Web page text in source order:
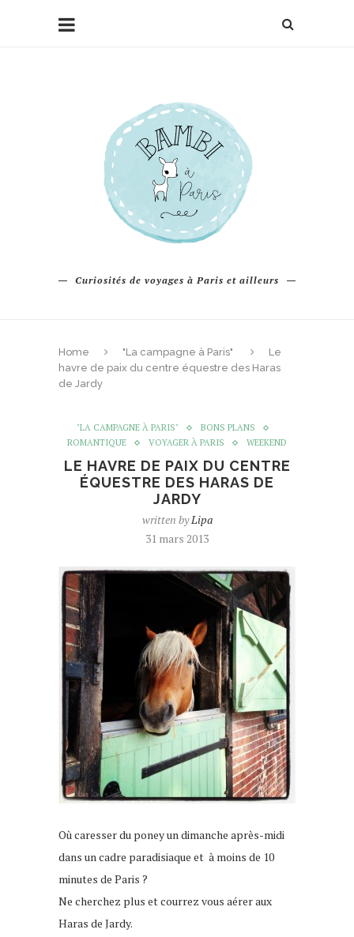
Curiosités de voyages à Paris et ailleurs
Home "La campagne à Paris"
Le
havre de paix du centre équestre des Haras
de Jardy
"LA CAMPAGNE À PARIS"
BONS PLANS
ROMANTIQUE
VOYAGER À PARIS WEEKEND
LE HAVRE DE PAIX DU CENTRE
ÉQUESTRE DES HARAS DE
JARDY
written byLipa
31 mars 2013
Où caresser du poney un dimanche après-midi
dans un cadre paradisiaque et à moins de 10
minutes de Paris ?
Ne cherchez plus et courrez vous aérer aux
Haras de Jardy.